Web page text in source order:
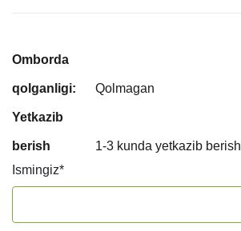
Omborda
qolganligi: Qolmagan
Yetkazib
berish
1-3 kunda yetkazib berish
Ismingiz*